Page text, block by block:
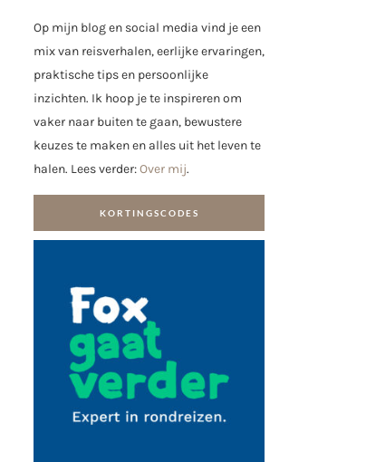
Op mijn blog en social media vind je een
mix van reisverhalen, eerlijke ervaringen,
praktische tips en persoonlijke
inzichten. Ik hoop je te inspireren om
vaker naar buiten te gaan, bewustere
keuzes te maken en alles uit het leven te
halen. Lees verder:Over mij.
KORTINGSCODES